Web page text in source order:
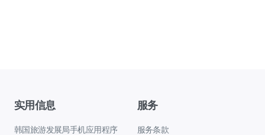
实用信息
韩国旅游发展局手机应用程序
服务
服务条款